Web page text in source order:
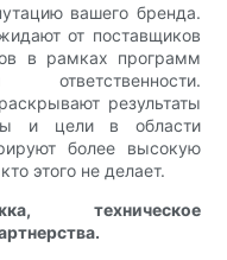
вашего бренда.
от поставщиков
в рамках программ
ответственности.
результаты
и цели в области
более высокую
этого не делает.
техническое